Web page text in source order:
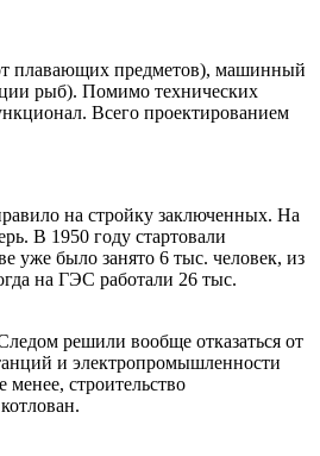
плавающих предметов), машинный
рыб). Помимо технических
Всего проектированием
на стройку заключенных. На
В 1950 году стартовали
уже было занято 6 тыс. человек, из
на ГЭС работали 26 тыс.
решили вообще отказаться от
и электропромышленности
строительство